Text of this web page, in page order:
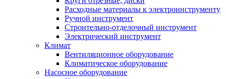
Расходные материалы к электроинструменту
Ручной инструмент
Строительно-отделочный инструмент
Электрический инструмент
Климат
Вентиляционное оборудование
Климатическое оборудование
Насосное оборудование